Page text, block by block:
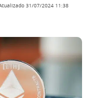
31/07/2024 11:38